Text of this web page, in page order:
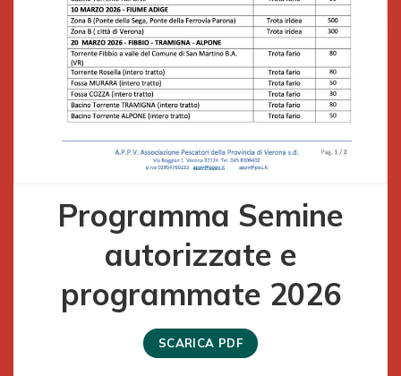
Programma Semine
autorizzate e
programmate 2026
SCARICA PDF